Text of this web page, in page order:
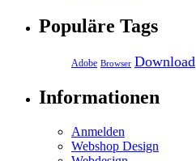
Populäre Tags
Adobe Browser Download
Informationen
Anmelden
Webshop Design